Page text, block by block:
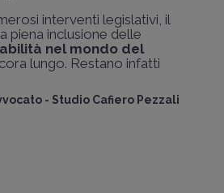
interventi legislativi, il
piena inclusione delle
nel mondo del
lungo. Restano infatti
- Studio Cafiero Pezzali